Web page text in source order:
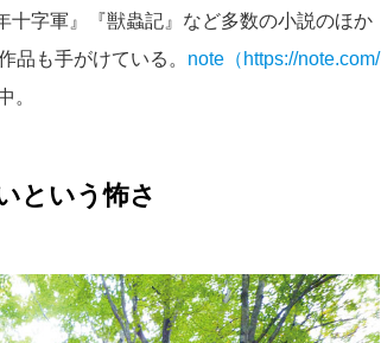
字軍』『獣蟲記』など多数の小説のほか
品も手がけている。 note（https://note.com/
。
という怖さ